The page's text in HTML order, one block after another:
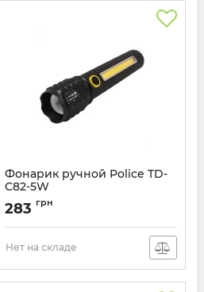
Фонарик ручной Police TD-
C82-5W
Артикул:TD-C82-5W
283 грн
Нет на складе